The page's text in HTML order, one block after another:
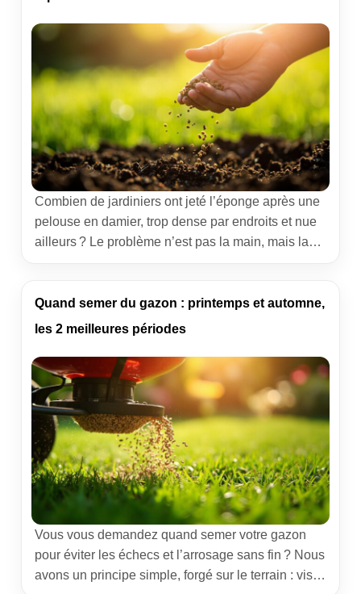
Combien de jardiniers ont jeté l’éponge après une
pelouse en damier, trop dense par endroits et nue
ailleurs ? Le problème n’est pas la main, mais la
obtenir une répartition uniforme des graines en
semant à la main, avec la rigueur d’un […]
Quand semer du gazon : printemps et automne,
les 2 meilleures périodes
Vous vous demandez quand semer votre gazon
pour éviter les échecs et l’arrosage sans fin ? Nous
avons un principe simple, forgé sur le terrain : viser